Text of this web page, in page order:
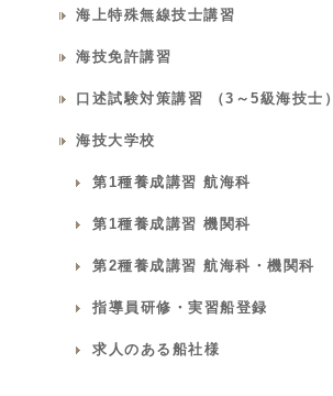
海上特殊無線技士講習
海技免許講習
口述試験対策講習 （3～5級海技士）
海技大学校
第1種養成講習 航海科
第1種養成講習 機関科
第2種養成講習 航海科・機関科
指導員研修・実習船登録
求人のある船社様